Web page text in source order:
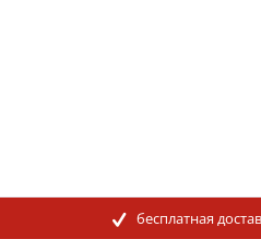
бесплатная